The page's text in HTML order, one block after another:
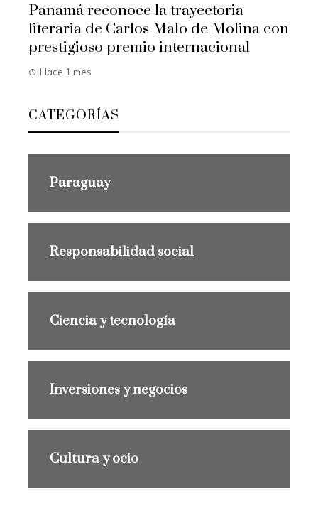
Panamá reconoce la trayectoria
literaria de Carlos Malo de Molina con
prestigioso premio internacional
Hace 1 mes
CATEGORÍAS
Paraguay
Responsabilidad social
Ciencia y tecnología
Inversiones y negocios
Cultura y ocio